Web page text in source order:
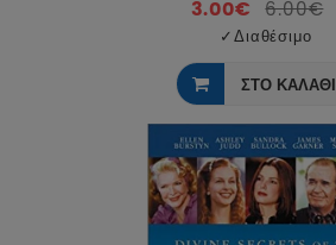
3.00€ 6.00€
✓Διαθέσιμο
ΣΤΟ ΚΑΛΑΘΙ